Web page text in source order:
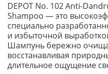
DEPOT No. 102 Anti-
Shampoo — это
специально
и избыточной
Шампунь бережно
восстанавливая
длительное ощущение